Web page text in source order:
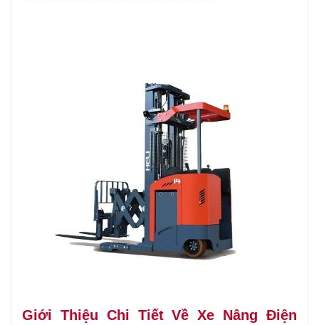
Giới Thiệu Chi Tiết Về Xe Nâng Điện